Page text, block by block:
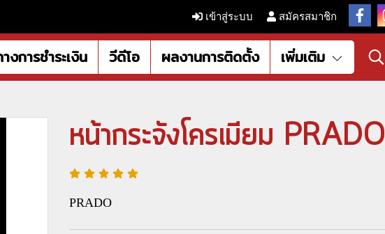
เข้าสู่ระบบ สมัครสมาชิก
งการชำระเงิน วีดีโอ ผลงานการติดตั้ง เพิ่มเติม
หน้ากระจังโครเมียม PRADO
PRADO